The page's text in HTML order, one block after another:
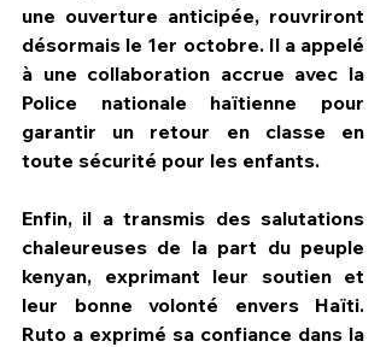
une ouverture anticipée, rouvriront
désormais le 1er octobre. Il a appelé
à une collaboration accrue avec la
Police nationale haïtienne pour
garantir un retour en classe en
toute sécurité pour les enfants.
Enfin, il a transmis des salutations
chaleureuses de la part du peuple
kenyan, exprimant leur soutien et
leur bonne volonté envers Haïti.
Ruto a exprimé sa confiance dans la